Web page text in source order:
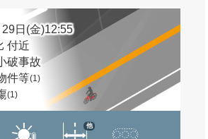
日(金)12:55
付近
破事故
件等(1)
(1)
他